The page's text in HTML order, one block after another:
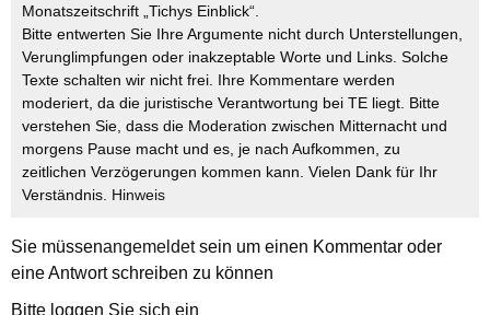
Monatszeitschrift „Tichys Einblick“.
Bitte entwerten Sie Ihre Argumente nicht durch Unterstellungen,
Verunglimpfungen oder inakzeptable Worte und Links. Solche
Texte schalten wir nicht frei. Ihre Kommentare werden
moderiert, da die juristische Verantwortung bei TE liegt. Bitte
verstehen Sie, dass die Moderation zwischen Mitternacht und
morgens Pause macht und es, je nach Aufkommen, zu
zeitlichen Verzögerungen kommen kann. Vielen Dank für Ihr
Verständnis. Hinweis
Sie müssenangemeldetsein um einen Kommentar oder
eine Antwort schreiben zu können
Bitte loggen Sie sich ein